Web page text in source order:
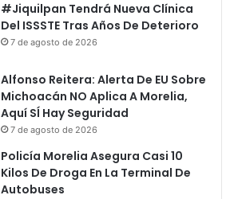
#Jiquilpan Tendrá Nueva Clínica
Del ISSSTE Tras Años De Deterioro
7 de agosto de 2026
Alfonso Reitera: Alerta De EU Sobre
Michoacán NO Aplica A Morelia,
Aquí SÍ Hay Seguridad
7 de agosto de 2026
Policía Morelia Asegura Casi 10
Kilos De Droga En La Terminal De
Autobuses